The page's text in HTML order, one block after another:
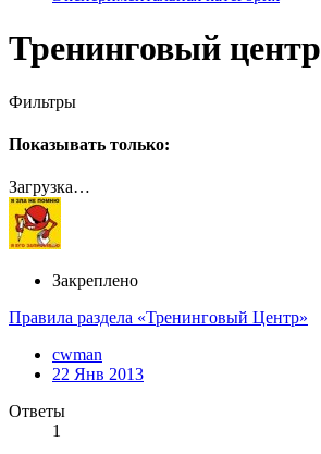
Тренинговый центр
Фильтры
Показывать только:
Загрузка…
Закреплено
Правила раздела «Тренинговый Центр»
cwman
22 Янв 2013
Ответы
1